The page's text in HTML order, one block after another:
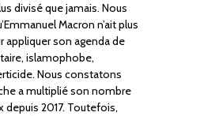
divisé que jamais. Nous
Macron n’ait plus
appliquer son agenda de
islamophobe,
Nous constatons
a multiplié son nombre
depuis 2017. Toutefois,